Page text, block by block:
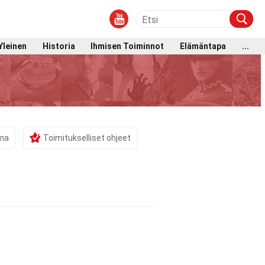
Historia Ihmisen Toiminnot Elämäntapa ...
Toimitukselliset ohjeet